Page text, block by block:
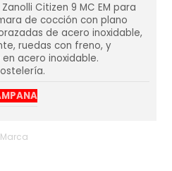
Citizen 9 MC EM para
de cocción con plano
de acero inoxidable,
ruedas con freno, y
acero inoxidable.
Marca